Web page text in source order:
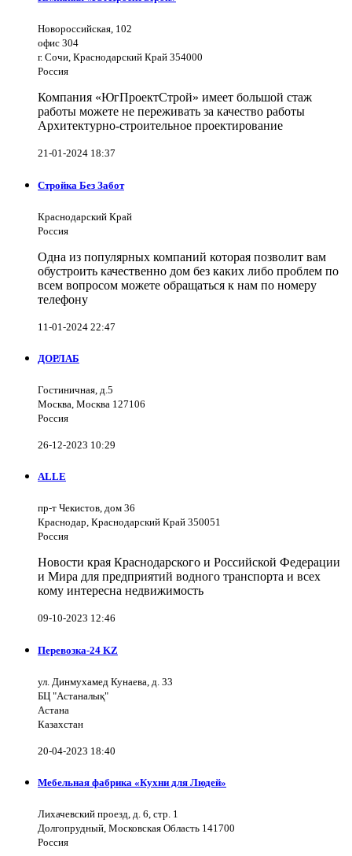
Новороссийская, 102
офис 304
г. Сочи, Краснодарский Край 354000
Россия
Компания «ЮгПроектСтрой» имеет большой стаж
работы можете не переживать за качество работы
Архитектурно-строительное проектирование
21-01-2024 18:37
Стройка Без Забот
Краснодарский Край
Россия
Одна из популярных компаний которая позволит вам
обустроить качественно дом без каких либо проблем по
всем вопросом можете обращаться к нам по номеру
телефону
11-01-2024 22:47
ДОРЛАБ
Гостиничная, д.5
Москва, Москва 127106
Россия
26-12-2023 10:29
ALLE
пр-т Чекистов, дом 36
Краснодар, Краснодарский Край 350051
Россия
Новости края Краснодарского и Российской Федерации
и Мира для предприятий водного транспорта и всех
кому интересна недвижимость
09-10-2023 12:46
Перевозка-24 KZ
ул. Динмухамед Кунаева, д. 33
БЦ "Астаналық"
Астана
Казахстан
20-04-2023 18:40
Мебельная фабрика «Кухни для Людей»
Лихачевский проезд, д. 6, стр. 1
Долгопрудный, Московская Область 141700
Россия